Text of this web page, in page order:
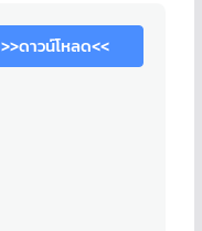
>>ดาวน์โหลด<<